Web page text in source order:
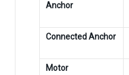
Anchor
Connected Anchor
Motor